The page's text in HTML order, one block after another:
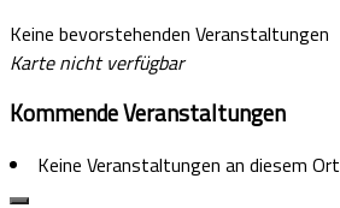
Keine bevorstehenden Veranstaltungen
Karte nicht verfügbar
Kommende Veranstaltungen
Keine Veranstaltungen an diesem Ort